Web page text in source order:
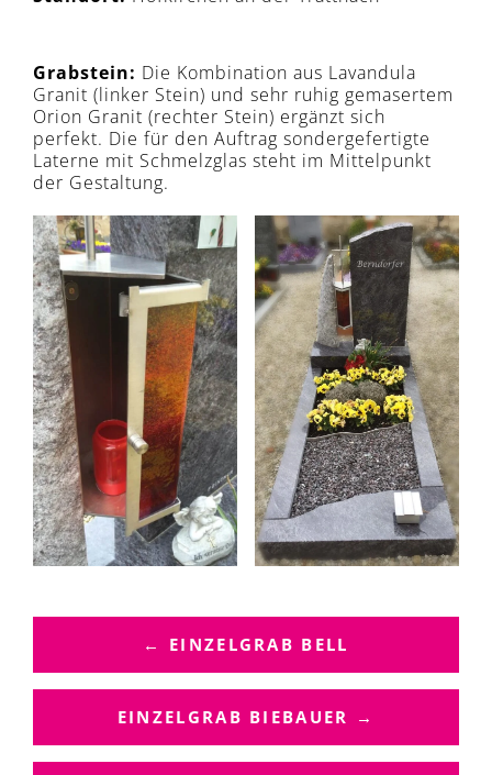
Grabstein: Die Kombination aus Lavandula
Granit (linker Stein) und sehr ruhig gemasertem
Orion Granit (rechter Stein) ergänzt sich
perfekt. Die für den Auftrag sondergefertigte
Laterne mit Schmelzglas steht im Mittelpunkt
der Gestaltung.
B
I
T
A
← EINZELGRAB BELL
EINZELGRAB BIEBAUER →